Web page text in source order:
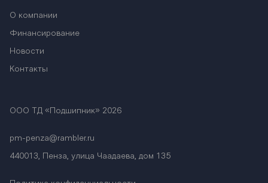
О компании
Финансирование
Новости
Контакты
ООО ТД «Подшипник» 2026
pm-penza@rambler.ru
440013, Пенза, улица Чаадаева, дом 135